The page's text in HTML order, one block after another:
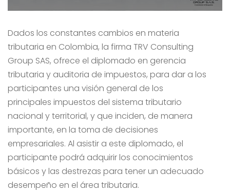
Dados los constantes cambios en materia
tributaria en Colombia, la firma TRV Consulting
Group SAS, ofrece el diplomado en gerencia
tributaria y auditoria de impuestos, para dar a los
participantes una visión general de los
principales impuestos del sistema tributario
nacional y territorial, y que inciden, de manera
importante, en la toma de decisiones
empresariales. Al asistir a este diplomado, el
participante podrá adquirir los conocimientos
básicos y las destrezas para tener un adecuado
desempeño en el área tributaria.